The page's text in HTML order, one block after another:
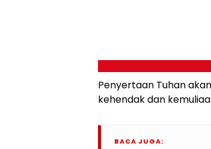
Penyertaan Tuhan
kehendak dan
BACA JUGA: